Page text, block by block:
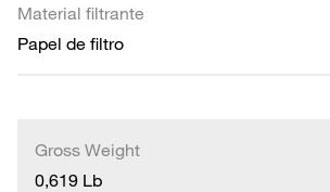
Material filtrante
Papel de filtro
Gross Weight
0,619 Lb